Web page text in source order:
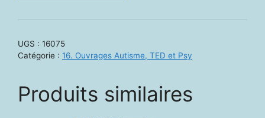
et
Un
UGS : 16075
Catégorie : 16. Ouvrages Autisme, TED et Psy
Produits similaires